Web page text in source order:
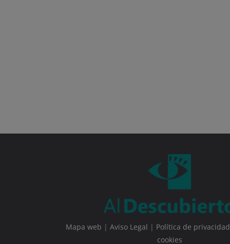
Mapa web | Aviso Legal | Política de privacidad
cookies